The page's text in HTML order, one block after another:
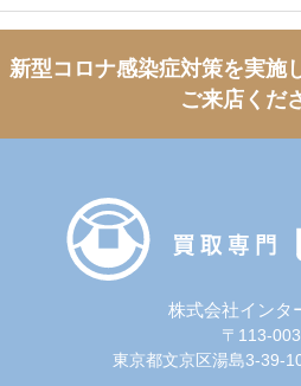
新型コロナ感染症対策を実施
ご来店くだ
株式会社インタ
〒113-
東京都文京区湯島3-39-